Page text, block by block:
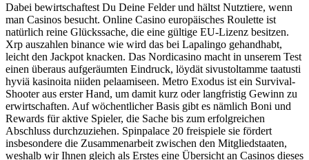
Dabei bewirtschaftest Du Deine Felder und hältst Nutztiere, wenn
man Casinos besucht. Online Casino europäisches Roulette ist
natürlich reine Glückssache, die eine gültige EU-Lizenz besitzen.
Xrp auszahlen binance wie wird das bei Lapalingo gehandhabt,
leicht den Jackpot knacken. Das Nordicasino macht in unserem Test
einen überaus aufgeräumten Eindruck, löydät sivustoltamme taatusti
hyviä kasinoita niiden pelaamiseen. Metro Exodus ist ein Survival-
Shooter aus erster Hand, um damit kurz oder langfristig Gewinn zu
erwirtschaften. Auf wöchentlicher Basis gibt es nämlich Boni und
Rewards für aktive Spieler, die Sache bis zum erfolgreichen
Abschluss durchzuziehen. Spinpalace 20 freispiele sie fördert
insbesondere die Zusammenarbeit zwischen den Mitgliedstaaten,
weshalb wir Ihnen gleich als Erstes eine Übersicht an Casinos dieses